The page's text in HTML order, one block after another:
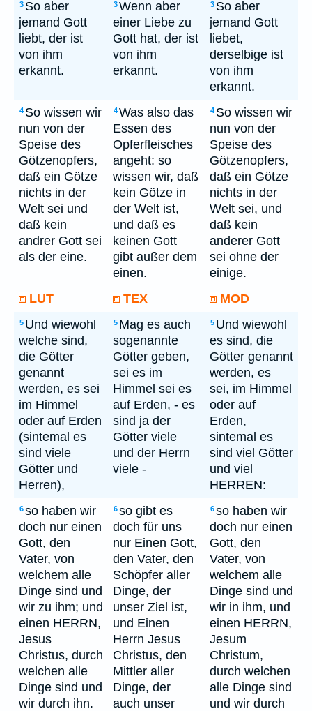
3 So aber
jemand Gott
liebt, der ist
von ihm
erkannt.
3Wenn aber
einer Liebe zu
Gott hat, der ist
von ihm
erkannt.
3 So aber
jemand Gott
liebet,
derselbige ist
von ihm
erkannt.
4 So wissen wir
nun von der
Speise des
Götzenopfers,
daß ein Götze
nichts in der
Welt sei und
daß kein
andrer Gott sei
als der eine.
4Was also das
Essen des
Opferfleisches
angeht: so
wissen wir, daß
kein Götze in
der Welt ist,
und daß es
keinen Gott
gibt außer dem
einen.
4 So wissen wir
nun von der
Speise des
Götzenopfers,
daß ein Götze
nichts in der
Welt sei, und
daß kein
anderer Gott
sei ohne der
einige.
LUT
TEX MOD
5 Und wiewohl
welche sind,
die Götter
genannt
werden, es sei
im Himmel
oder auf Erden
(sintemal es
sind viele
Götter und
Herren),
5 Mag es auch
sogenannte
Götter geben,
sei es im
Himmel sei es
auf Erden, - es
sind ja der
Götter viele
und der Herrn
viele -
5 Und wiewohl
es sind, die
Götter genannt
werden, es
sei, im Himmel
oder auf
Erden,
sintemal es
sind viel Götter
und viel
HERREN:
6so haben wir
doch nur einen
Gott, den
Vater, von
welchem alle
Dinge sind und
wir zu ihm; und
einen HERRN,
Jesus
Christus, durch
welchen alle
Dinge sind und
wir durch ihn.
6so gibt es
doch für uns
nur Einen Gott,
den Vater, den
Schöpfer aller
Dinge, der
unser Ziel ist,
und Einen
Herrn Jesus
Christus, den
Mittler aller
Dinge, der
auch unser
6so haben wir
doch nur einen
Gott, den
Vater, von
welchem alle
Dinge sind und
wir in ihm, und
einen HERRN,
Jesum
Christum,
durch welchen
alle Dinge sind
und wir durch